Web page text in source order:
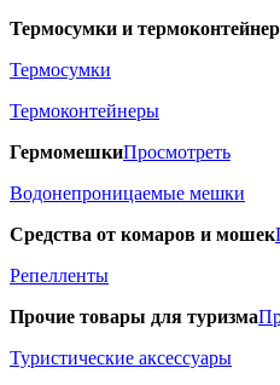
Термосумки и
Термосумки
Термоконтейнеры
ГермомешкиПросмотреть
Водонепроницаемые мешки
Средства от комаров и мошек
Репелленты
Прочие товары для туризма
Туристические аксессуары